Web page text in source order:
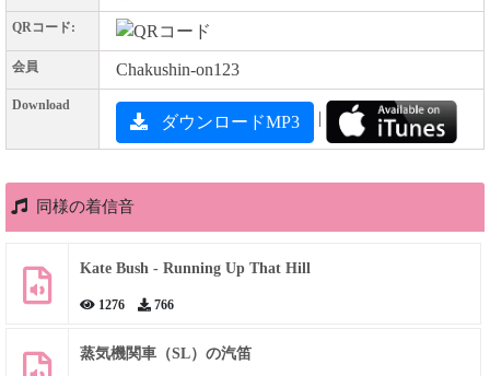
QRコード:
会員 Chakushin-on123
Download
ダウンロードMP3 |
同様の着信音
Kate Bush - Running Up That Hill
1276 766
蒸気機関車（SL）の汽笛